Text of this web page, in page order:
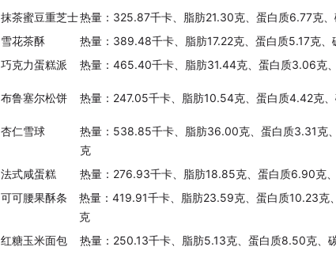
抹茶蜜豆重芝士热量：325.87千卡、脂肪21.30克、蛋白质6.77克
雪花茶酥
热量：389.48千卡、脂肪17.22克、蛋白质5.17克
巧克力蛋糕派
热量：465.40千卡、脂肪31.44克、蛋白质3.06克
布鲁塞尔松饼 热量：247.05千卡、脂肪10.54克、蛋白质4.42克
杏仁雪球
热量：538.85千卡、脂肪36.00克、蛋白质3.31克
克
法式咸蛋糕 热量：276.93千卡、脂肪18.85克、蛋白质6.90克
可可腰果酥条
热量：419.91千卡、脂肪23.59克、蛋白质10.23克
克
红糖玉米面包
热量：250.13千卡、脂肪5.13克、蛋白质8.50克、